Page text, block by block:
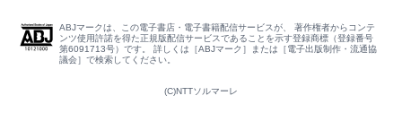
ABJマークは、この電子書店・電子書籍配信サービスが、 著作権者からコンテ
ンツ使用許諾を得た正規版配信サービスであることを示す登録商標（登録番号
第6091713号）です。 詳しくは［ABJマーク］または［電子出版制作・流通協
議会］で検索してください。
(C)NTTソルマーレ